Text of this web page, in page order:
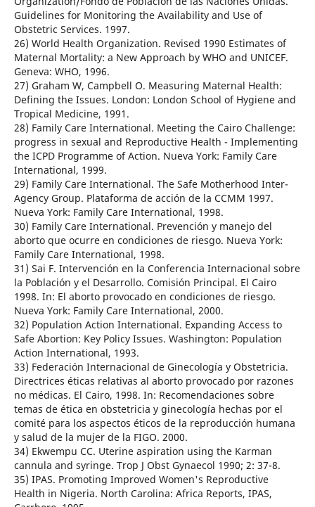
Guidelines for Monitoring the Availability and Use of
Obstetric Services. 1997.
26) World Health Organization. Revised 1990 Estimates of
Maternal Mortality: a New Approach by WHO and UNICEF.
Geneva: WHO, 1996.
27) Graham W, Campbell O. Measuring Maternal Health:
Defining the Issues. London: London School of Hygiene and
Tropical Medicine, 1991.
28) Family Care International. Meeting the Cairo Challenge:
progress in sexual and Reproductive Health - Implementing
the ICPD Programme of Action. Nueva York: Family Care
International, 1999.
29) Family Care International. The Safe Motherhood Inter-
Agency Group. Plataforma de acción de la CCMM 1997.
Nueva York: Family Care International, 1998.
30) Family Care International. Prevención y manejo del
aborto que ocurre en condiciones de riesgo. Nueva York:
Family Care International, 1998.
31) Sai F. Intervención en la Conferencia Internacional sobre
la Población y el Desarrollo. Comisión Principal. El Cairo
1998. In: El aborto provocado en condiciones de riesgo.
Nueva York: Family Care International, 2000.
32) Population Action International. Expanding Access to
Safe Abortion: Key Policy Issues. Washington: Population
Action International, 1993.
33) Federación Internacional de Ginecología y Obstetricia.
Directrices éticas relativas al aborto provocado por razones
no médicas. El Cairo, 1998. In: Recomendaciones sobre
temas de ética en obstetricia y ginecología hechas por el
comité para los aspectos éticos de la reproducción humana
y salud de la mujer de la FIGO. 2000.
34) Ekwempu CC. Uterine aspiration using the Karman
cannula and syringe. Trop J Obst Gynaecol 1990; 2: 37-8.
35) IPAS. Promoting Improved Women's Reproductive
Health in Nigeria. North Carolina: Africa Reports, IPAS,